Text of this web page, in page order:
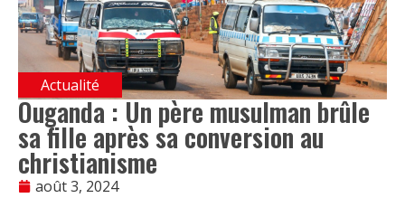
Actualité
Ouganda : Un père musulman brûle
sa fille après sa conversion au
christianisme
août 3, 2024